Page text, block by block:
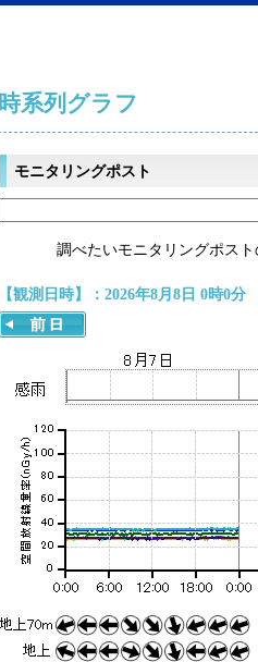
時系列グラフ
モニタリングポスト
調べたいモニタリングポス
【観測日時】：2026年8月8日 0時0分